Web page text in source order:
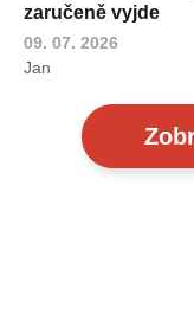
zaručeně vyjde
09. 07. 2026
Jan